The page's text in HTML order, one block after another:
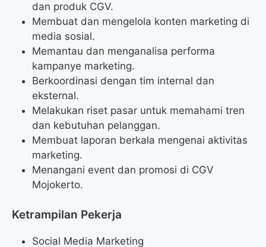
dan produk CGV.
Membuat dan mengelola konten marketing di
media sosial.
Memantau dan menganalisa performa
kampanye marketing.
Berkoordinasi dengan tim internal dan
eksternal.
Melakukan riset pasar untuk memahami tren
dan kebutuhan pelanggan.
Membuat laporan berkala mengenai aktivitas
marketing.
Menangani event dan promosi di CGV
Mojokerto.
Ketrampilan Pekerja
Social Media Marketing